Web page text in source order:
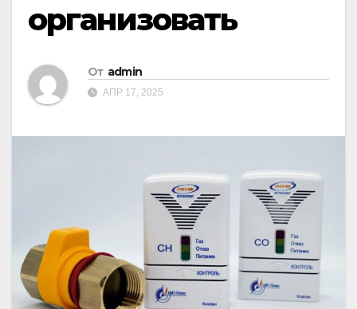
организовать
От admin
АПР 17, 2025